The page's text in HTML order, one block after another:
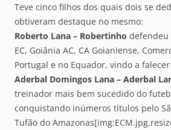
Teve cinco filhos dos quais dois se
obtiveram destaque no mesmo:
Roberto Lana – Robertinho defendeu
EC, Goiânia AC, CA Goianiense,
Portugal e no Equador, vindo a
Aderbal Domingos Lana – Aderbal
treinador mais bem sucedido do
conquistando inúmeros títulos pelo
Tufão do